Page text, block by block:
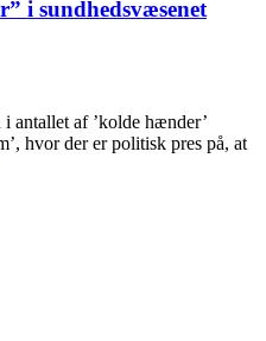
i sundhedsvæsenet
antallet af ’kolde hænder’
hvor der er politisk pres på, at